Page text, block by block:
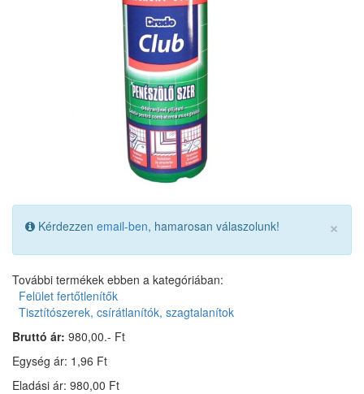
×
Kérdezzen email-ben, hamarosan válaszolunk!
További termékek ebben a kategóriában:
Felület fertőtlenítők
Tisztítószerek, csírátlanítók, szagtalanítok
Bruttó ár: 980,00.- Ft
Egység ár: 1,96 Ft
Eladási ár: 980,00 Ft